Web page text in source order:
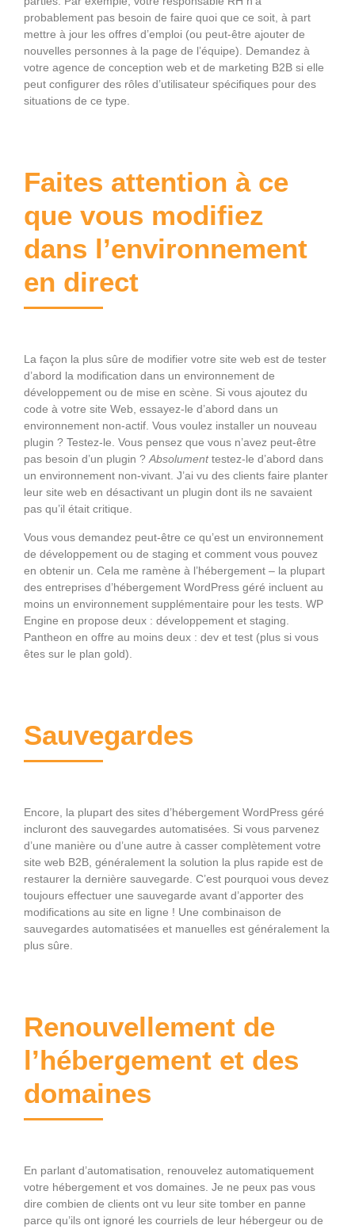
probablement pas besoin de faire quoi que ce soit, à part
mettre à jour les offres d’emploi (ou peut-être ajouter de
nouvelles personnes à la page de l’équipe). Demandez à
votre agence de conception web et de marketing B2B si elle
peut configurer des rôles d’utilisateur spécifiques pour des
situations de ce type.
Faites attention à ce
que vous modifiez
dans l’environnement
en direct
La façon la plus sûre de modifier votre site web est de tester
d’abord la modification dans un environnement de
développement ou de mise en scène. Si vous ajoutez du
code à votre site Web, essayez-le d’abord dans un
environnement non-actif. Vous voulez installer un nouveau
plugin ? Testez-le. Vous pensez que vous n’avez peut-être
pas besoin d’un plugin ? Absolumenttestez-le d’abord dans
un environnement non-vivant. J’ai vu des clients faire planter
leur site web en désactivant un plugin dont ils ne savaient
pas qu’il était critique.
Vous vous demandez peut-être ce qu’est un environnement
de développement ou de staging et comment vous pouvez
en obtenir un. Cela me ramène à l’hébergement – la plupart
des entreprises d’hébergement WordPress géré incluent au
moins un environnement supplémentaire pour les tests. WP
Engine en propose deux : développement et staging.
Pantheon en offre au moins deux : dev et test (plus si vous
êtes sur le plan gold).
Sauvegardes
Encore, la plupart des sites d’hébergement WordPress géré
incluront des sauvegardes automatisées. Si vous parvenez
d’une manière ou d’une autre à casser complètement votre
site web B2B, généralement la solution la plus rapide est de
restaurer la dernière sauvegarde. C’est pourquoi vous devez
toujours effectuer une sauvegarde avant d’apporter des
modifications au site en ligne ! Une combinaison de
sauvegardes automatisées et manuelles est généralement la
plus sûre.
Renouvellement de
l’hébergement et des
domaines
En parlant d’automatisation, renouvelez automatiquement
votre hébergement et vos domaines. Je ne peux pas vous
dire combien de clients ont vu leur site tomber en panne
parce qu’ils ont ignoré les courriels de leur hébergeur ou de